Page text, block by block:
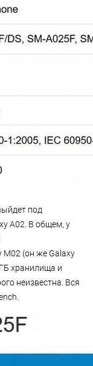
под
A02. В общем, у
M02 (он же Galaxy
хранилища и
неизвестна. Вся